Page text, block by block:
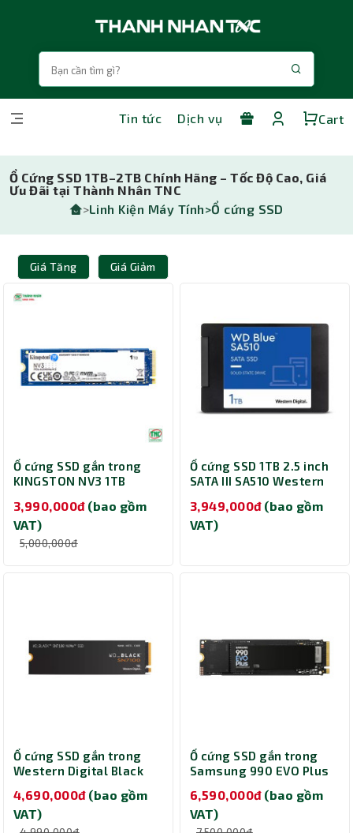
Tin tức Dịch vụ Cart
Ổ Cứng SSD 1TB–2TB Chính Hãng – Tốc Độ Cao, Giá
Ưu Đãi tại Thành Nhân TNC
>Linh Kiện Máy Tính>Ổ cứng SSD
Giá Tăng Giá Giảm
Ổ cứng SSD gắn trong
KINGSTON NV3 1TB
SNV3S/1000G
3,990,000đ (bao gồm
VAT)
5,000,000đ
Ổ cứng SSD 1TB 2.5 inch
SATA III SA510 Western
WDS100T3B0A
3,949,000đ (bao gồm
VAT)
Ổ cứng SSD gắn trong
Western Digital Black
WDS100T4X0E-00CJA0
4,690,000đ (bao gồm
VAT)
Ổ cứng SSD gắn trong
Samsung 990 EVO Plus
MZ-V9S1T0BW
6,590,000đ (bao gồm
VAT)